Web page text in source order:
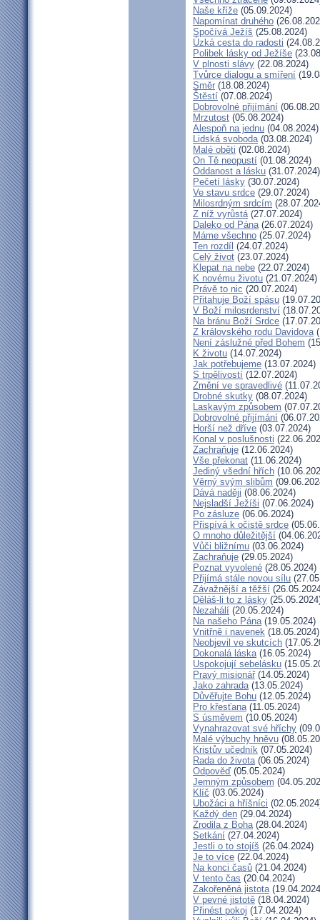
Naše kříže (05.09.2024)
Napomínat druhého
Spočívá Ježíš (25.08.2024)
Úzká cesta do radosti
Polibek lásky od Ježíše
V plnosti slávy (22.08.2024)
Tvůrce dialogu a smíření
Směr (18.08.2024)
Štěstí (07.08.2024)
Dobrovolné přijímání
Mrzutost (05.08.2024)
Alespoň na jednu (04.08.2024)
Lidská svoboda(03.08.2024)
Malé oběti (02.08.2024)
On Tě neopustí (01.08.2024)
Oddanost a lásku (31.07.2024)
Pečetí lásky (30.07.2024)
Ve stavu srdce (29.07.2024)
Milosrdným srdcím
Z níž vyrůstá(27.07.2024)
Daleko od Pána(26.07.2024)
Máme všechno (25.07.2024)
Ten rozdíl (24.07.2024)
Celý život (23.07.2024)
Klepat na nebe (22.07.2024)
K novému životu (21.07.2024)
Právě to nic (20.07.2024)
Přitahuje Boží spásu
V Boží milosrdenství
Na bránu Boží Srdce
Z královského rodu Davidova
Není záslužné před Bohem
K životu (14.07.2024)
Jak potřebujeme (13.07.2024)
S trpělivostí (12.07.2024)
Změní ve spravedlivé
Drobné skutky (08.07.2024)
Laskavým způsobem
Dobrovolné přijímání
Horší než dříve (03.07.2024)
Konal v poslušnosti
Zachraňuje (12.06.2024)
Vše překonat (11.06.2024)
Jediný všední hřích
Věrný svým slibům
Dává naději (08.06.2024)
Nejsladší Ježíši (07.06.2024)
Po zásluze (06.06.2024)
Přispívá k očistě srdce
O mnoho důležitější
Vůči bližnímu (03.06.2024)
Zachraňuje (29.05.2024)
Poznat vyvolené (28.05.2024)
Přijímá stále novou sílu
Závažnější a těžší
Děláš-li to z lásky
Nezahálí (20.05.2024)
Na našeho Pána(19.05.2024)
Vnitřně i navenek (18.05.2024)
Neobjevil ve skutcích
Dokonalá láska(16.05.2024)
Uspokojují sebelásku
Pravý misionář(14.05.2024)
Jako zahrada(13.05.2024)
Důvěřujte Bohu (12.05.2024)
Pro křesťana(11.05.2024)
S úsměvem (10.05.2024)
Vynahrazovat své hříchy
Malé výbuchy hněvu
Kristův učedník (07.05.2024)
Rada do života(06.05.2024)
Odpověď (05.05.2024)
Jemným způsobem
Klíč (03.05.2024)
Ubožáci a hříšníci
Každý den (29.04.2024)
Zrodila z Boha(28.04.2024)
Setkání (27.04.2024)
Jestli o to stojíš (26.04.2024)
Je to více (22.04.2024)
Na konci časů (21.04.2024)
V tento čas (20.04.2024)
Zakořeněná jistota
V pevné jistotě (18.04.2024)
Přinést pokoj (17.04.2024)